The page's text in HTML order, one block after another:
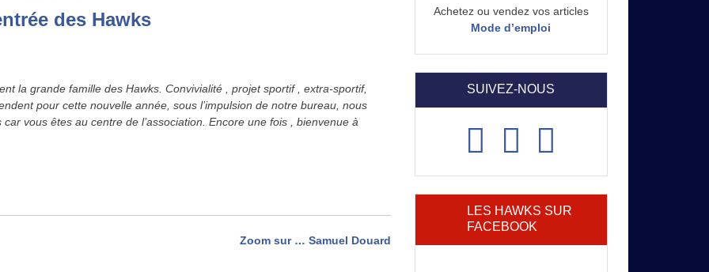
des Hawks
la grande famille des Hawks. Convivialité , projet sportif , extra-sportif,
pour cette nouvelle année, sous l’impulsion de notre bureau, nous
vous êtes au centre de l’association. Encore une fois , bienvenue à
Zoom sur … Samuel Douard
Achetez ou vendez vos articles
Mode d’emploi
SUIVEZ-NOUS
LES HAWKS SUR
FACEBOOK